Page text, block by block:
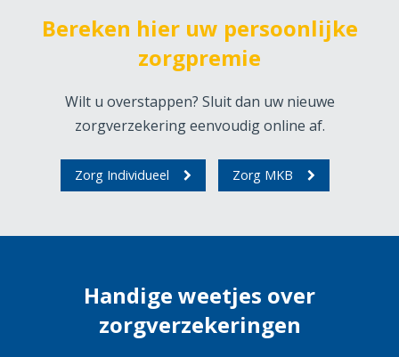
Bereken hier uw persoonlijke
zorgpremie
Wilt u overstappen? Sluit dan uw nieuwe
zorgverzekering eenvoudig online af.
Zorg Individueel Zorg MKB
Handige weetjes over
zorgverzekeringen